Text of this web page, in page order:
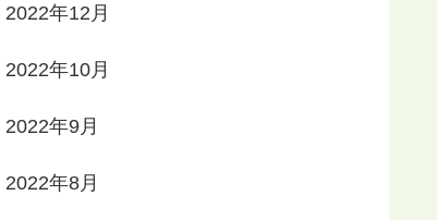
2022年12月
2022年10月
2022年9月
2022年8月